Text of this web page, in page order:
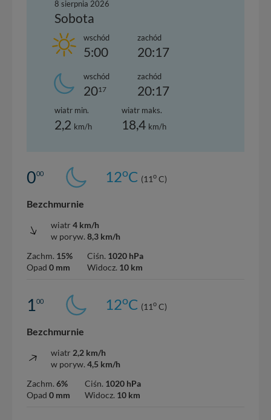
8 sierpnia 2026
Sobota
wschód
5:00
zachód
20:17
wschód
2017
zachód
20:17
wiatr min.
2,2 km/h
wiatr maks.
18,4 km/h
000 12oC (11o C)
Bezchmurnie
wiatr 4 km/h
w poryw. 8,3 km/h
Zachm. 15%
Opad 0 mm
Ciśn. 1020 hPa
Widocz. 10 km
100 12oC (11o C)
Bezchmurnie
wiatr 2,2 km/h
w poryw. 4,5 km/h
Zachm. 6%
Opad 0 mm
Ciśn. 1020 hPa
Widocz. 10 km